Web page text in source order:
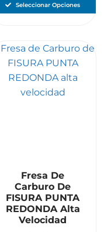
Seleccionar Opciones
Fresa De
Carburo De
FISURA PUNTA
REDONDA Alta
Velocidad